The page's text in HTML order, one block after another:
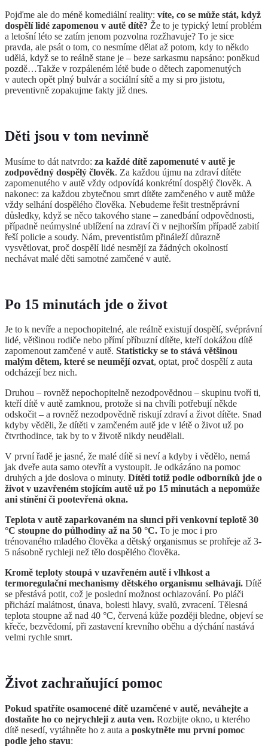
Pojďme ale do méně komediální reality: víte, co se může stát, když
dospělí lidé zapomenou v autě dítě? Že to je typický letní problém
a letošní léto se zatím jenom pozvolna rozžhavuje? To je sice
pravda, ale psát o tom, co nesmíme dělat až potom, kdy to někdo
udělá, když se to reálně stane je – beze sarkasmu napsáno: poněkud
pozdě…Takže v rozpáleném létě bude o dětech zapomenutých
v autech opět plný bulvár a sociální sítě a my si pro jistotu,
preventivně zopakujme fakty již dnes.
Děti jsou v tom nevinně
Musíme to dát natvrdo: za každé dítě zapomenuté v autě je
zodpovědný dospělý člověk. Za každou újmu na zdraví dítěte
zapomenutého v autě vždy odpovídá konkrétní dospělý člověk. A
nakonec: za každou zbytečnou smrt dítěte zamčeného v autě může
vždy selhání dospělého člověka. Nebudeme řešit trestněprávní
důsledky, když se něco takového stane – zanedbání odpovědnosti,
případně neúmyslné ublížení na zdraví či v nejhorším případě zabití
řeší policie a soudy. Nám, preventistům přináleží důrazně
vysvětlovat, proč dospělí lidé nesmějí za žádných okolností
nechávat malé děti samotné zamčené v autě.
Po 15 minutách jde o život
Je to k nevíře a nepochopitelné, ale reálně existují dospělí, svéprávní
lidé, většinou rodiče nebo přímí příbuzní dítěte, kteří dokážou dítě
zapomenout zamčené v autě. Statisticky se to stává většinou
malým dětem, které se neumějí ozvat, optat, proč dospělí z auta
odcházejí bez nich.
Druhou – rovněž nepochopitelně nezodpovědnou – skupinu tvoří ti,
kteří dítě v autě zamknou, protože si na chvíli potřebují někde
odskočit – a rovněž nezodpovědně riskují zdraví a život dítěte. Snad
kdyby věděli, že dítěti v zamčeném autě jde v létě o život už po
čtvrthodince, tak by to v životě nikdy neudělali.
V první řadě je jasné, že malé dítě si neví a kdyby i vědělo, nemá
jak dveře auta samo otevřít a vystoupit. Je odkázáno na pomoc
druhých a jde doslova o minuty. Dítěti totiž podle odborníků jde o
život v uzavřeném stojícím autě už po 15 minutách a nepomůže
ani stínění či pootevřená okna.
Teplota v autě zaparkovaném na slunci při venkovní teplotě 30
°C stoupne do půlhodiny až na 50 °C. To je moc i pro
trénovaného mladého člověka a dětský organismus se prohřeje až 3-
5 násobně rychleji než tělo dospělého člověka.
Kromě teploty stoupá v uzavřeném autě i vlhkost a
termoregulační mechanismy dětského organismu selhávají. Dítě
se přestává potit, což je poslední možnost ochlazování. Po pláči
přichází malátnost, únava, bolesti hlavy, svalů, zvracení. Tělesná
teplota stoupne až nad 40 °C, červená kůže později bledne, objeví se
křeče, bezvědomí, při zastavení krevního oběhu a dýchání nastává
velmi rychle smrt.
Život zachraňující pomoc
Pokud spatříte osamocené dítě uzamčené v autě, neváhejte a
dostaňte ho co nejrychleji z auta ven. Rozbijte okno, u kterého
dítě nesedí, vytáhněte ho z auta a poskytněte mu první pomoc
podle jeho stavu: